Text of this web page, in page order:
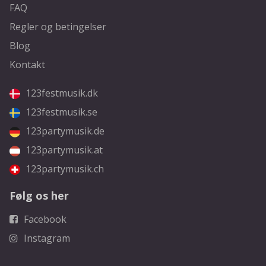
FAQ
Regler og betingelser
Blog
Kontakt
123festmusik.dk
123festmusik.se
123partymusik.de
123partymusik.at
123partymusik.ch
Følg os her
Facebook
Instagram